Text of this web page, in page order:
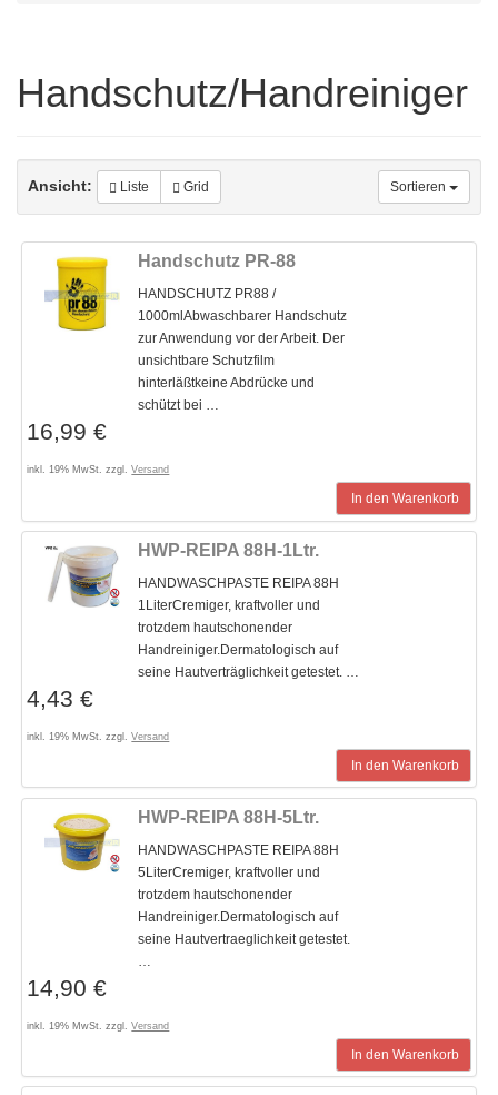
Handschutz/Handreiniger
Ansicht: Liste Grid Sortieren
Handschutz PR-88
HANDSCHUTZ PR88 /
1000mlAbwaschbarer Handschutz
zur Anwendung vor der Arbeit. Der
unsichtbare Schutzfilm
hinterläßtkeine Abdrücke und
schützt bei …
16,99 €
inkl. 19% MwSt. zzgl.Versand
In den Warenkorb
HWP-REIPA 88H-1Ltr.
HANDWASCHPASTE REIPA 88H
1LiterCremiger, kraftvoller und
trotzdem hautschonender
Handreiniger.Dermatologisch auf
seine Hautverträglichkeit getestet. …
4,43 €
inkl. 19% MwSt. zzgl.Versand
In den Warenkorb
HWP-REIPA 88H-5Ltr.
HANDWASCHPASTE REIPA 88H
5LiterCremiger, kraftvoller und
trotzdem hautschonender
Handreiniger.Dermatologisch auf
seine Hautvertraeglichkeit getestet.
14,90 €
inkl. 19% MwSt. zzgl.Versand
In den Warenkorb